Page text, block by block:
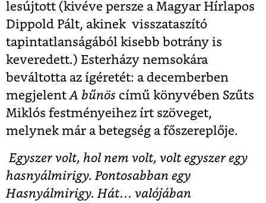
lesújtott (kivéve persze a Magyar Hírlapos
Dippold Pált, akinek visszataszító
tapintatlanságából kisebb botrány is
keveredett.) Esterházy nemsokára
beváltotta az ígéretét: a decemberben
megjelentA bűnös című könyvében Szűts
Miklós festményeihez írt szöveget,
melynek már a betegség a főszereplője.
Egyszer volt, hol nem volt, volt egyszer egy
hasnyálmirigy. Pontosabban egy
Hasnyálmirigy. Hát… valójában